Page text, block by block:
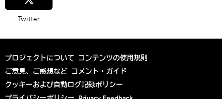
Twitter
プロジェクトについて コンテンツの使用規則
ご意見、ご感想など コメント・ガイド
クッキーおよび自動ログ記録ポリシー